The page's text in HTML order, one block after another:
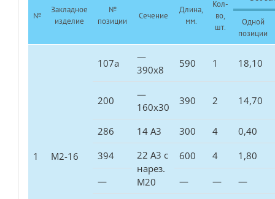
№
Закладное
изделие
№
позиции
Сечение
Длина,
мм.
Кол-
во,
шт.
Одной
позиции
1 М2-16
107а
—
390х8
590 1 18,10
200
—
160х30
390 2 14,70
286 14 А3 300 4
0,40
394
22 А3 с
нарез.
М20
600 4 1,80
— — — —